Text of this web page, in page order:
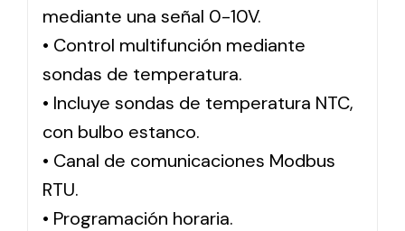
mediante una señal 0-10V.
• Control multifunción mediante
sondas de temperatura.
• Incluye sondas de temperatura NTC,
con bulbo estanco.
• Canal de comunicaciones Modbus
RTU.
• Programación horaria.